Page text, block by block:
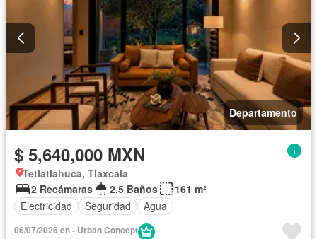
Departamento
$ 5,640,000 MXN
Tetlatlahuca, Tlaxcala
2 Recámaras
2.5 Baños
161 m²
Electricidad
Seguridad Agua
06/07/2026 en - Urban Concept